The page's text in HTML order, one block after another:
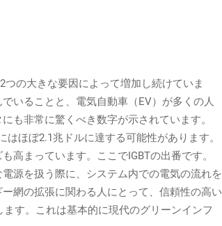
の大きな要因によって増加し続けていま
いることと、電気自動車（EV）が多くの人
も非常に驚くべき数字が示されています。
ほぼ2.1兆ドルに達する可能性があります。
高まっています。ここでIGBTの出番です。
源を扱う際に、システム内での電気の流れを
網の拡張に関わる人にとって、信頼性の高い
す。これは基本的に現代のグリーンインフ